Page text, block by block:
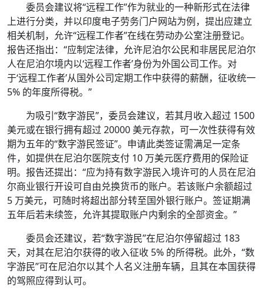
委员会建议将“远程工作”作为就业的一种新形式在法律
上进行分类，并以印度电子劳务门户网站为例，提出应建立
相关机制，允许“远程工作者”在线在劳动办公室注册登记。
报告还指出：“应制定法律，允许尼泊尔公民和非居民尼泊尔
人在尼泊尔境内以‘远程工作者’身份为外国公司工作。对
于‘远程工作者’从国外公司定期工作中获得的薪酬，征收统一
5% 的年度所得税。”
为吸引“数字游民”，委员会建议，若其月收入超过 1500
美元或在银行拥有超过 20000 美元存款，可一次性获得有效
期为五年的“数字游民签证”。申请此类签证需满足一定条
件，如提供在尼泊尔医院支付 10 万美元医疗费用的保险证
明。报告还提出：“应为持有数字游民入境许可的人员在尼泊
尔商业银行开设可自由兑换货币的账户。若该账户余额超过
5 万美元，可随时将超出部分转至国外银行账户。签证期满
五年后若未续签，允许其提取账户内剩余的全部资金。”
委员会还建议，若“数字游民”在尼泊尔停留超过 183
天，对其在尼泊尔获得的收入征收 5% 的所得税。此外，“数
字游民”可在尼泊尔以其个人名义注册车辆，且其在本国获得
的驾照应得到认可。